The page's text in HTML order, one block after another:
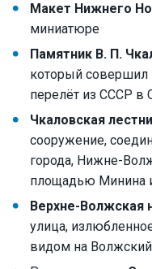
Макет Нижнего
миниатюре
Памятник В. П.
который
перелёт из СССР
Чкаловская
сооружение,
города, Нижне-
площадью Минина
Верхне-Волжская
улица,
видом на Волжский